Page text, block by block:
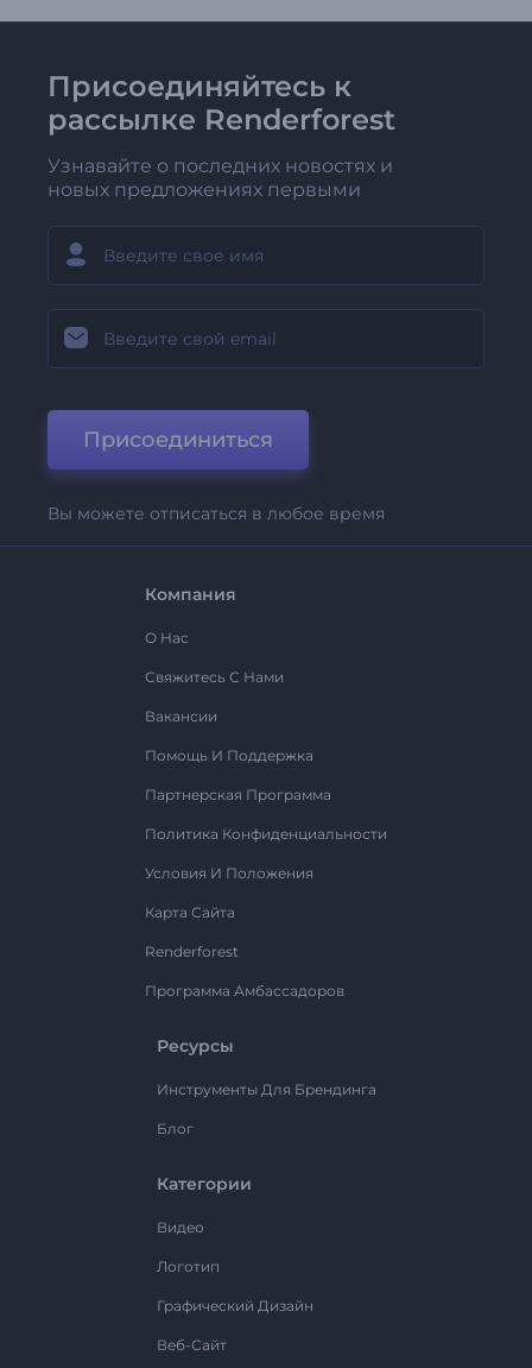
Присоединяйтесь к
рассылке Renderforest
Узнавайте о последних новостях и
новых предложениях первыми
Присоединиться
Вы можете отписаться в любое время
Компания
О Нас
Свяжитесь С Нами
Вакансии
Помощь И Поддержка
Партнерская Программа
Политика Конфиденциальности
Условия И Положения
Карта Сайта
Renderforest
Программа Амбассадоров
Ресурсы
Инструменты Для Брендинга
Блог
Категории
Видео
Логотип
Графический Дизайн
Веб-Сайт